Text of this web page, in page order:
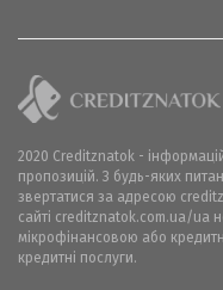
2020 Creditznatok -
пропозицій. З будь-яких
звертатися за адресою
сайті creditznatok.com.ua/ua
мікрофінансовою або
кредитні послуги.